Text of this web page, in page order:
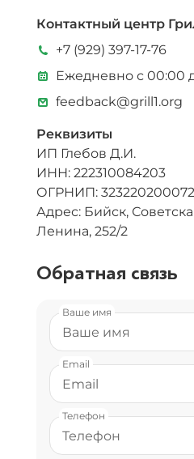
Контактный центр
+7 (929) 397-17-76
Ежедневно с 00:00
feedback@grill1.org
Реквизиты
ИП Глебов Д.И.
ИНН: 222310084203
ОГРНИП:
Адрес: Бийск,
Ленина, 252/2
Обратная связь
Ваше имя
Email
Телефон